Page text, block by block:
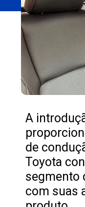
A
de
Toyota
segmento
com suas